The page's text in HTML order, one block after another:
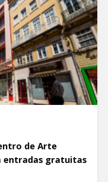
de Arte
entradas gratuitas